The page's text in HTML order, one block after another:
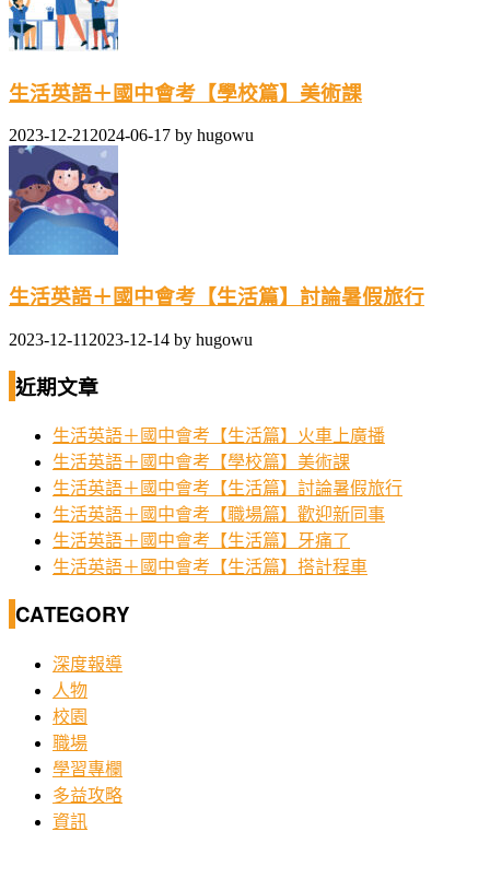
生活英語＋國中會考【學校篇】美術課
2023-12-212024-06-17 by hugowu
生活英語＋國中會考【生活篇】討論暑假旅行
2023-12-11 2023-12-14 by hugowu
近期文章
生活英語＋國中會考【生活篇】火車上廣播
生活英語＋國中會考【學校篇】美術課
生活英語＋國中會考【生活篇】討論暑假旅行
生活英語＋國中會考【職場篇】歡迎新同事
生活英語＋國中會考【生活篇】牙痛了
生活英語＋國中會考【生活篇】搭計程車
CATEGORY
深度報導
人物
校園
職場
學習專欄
多益攻略
資訊